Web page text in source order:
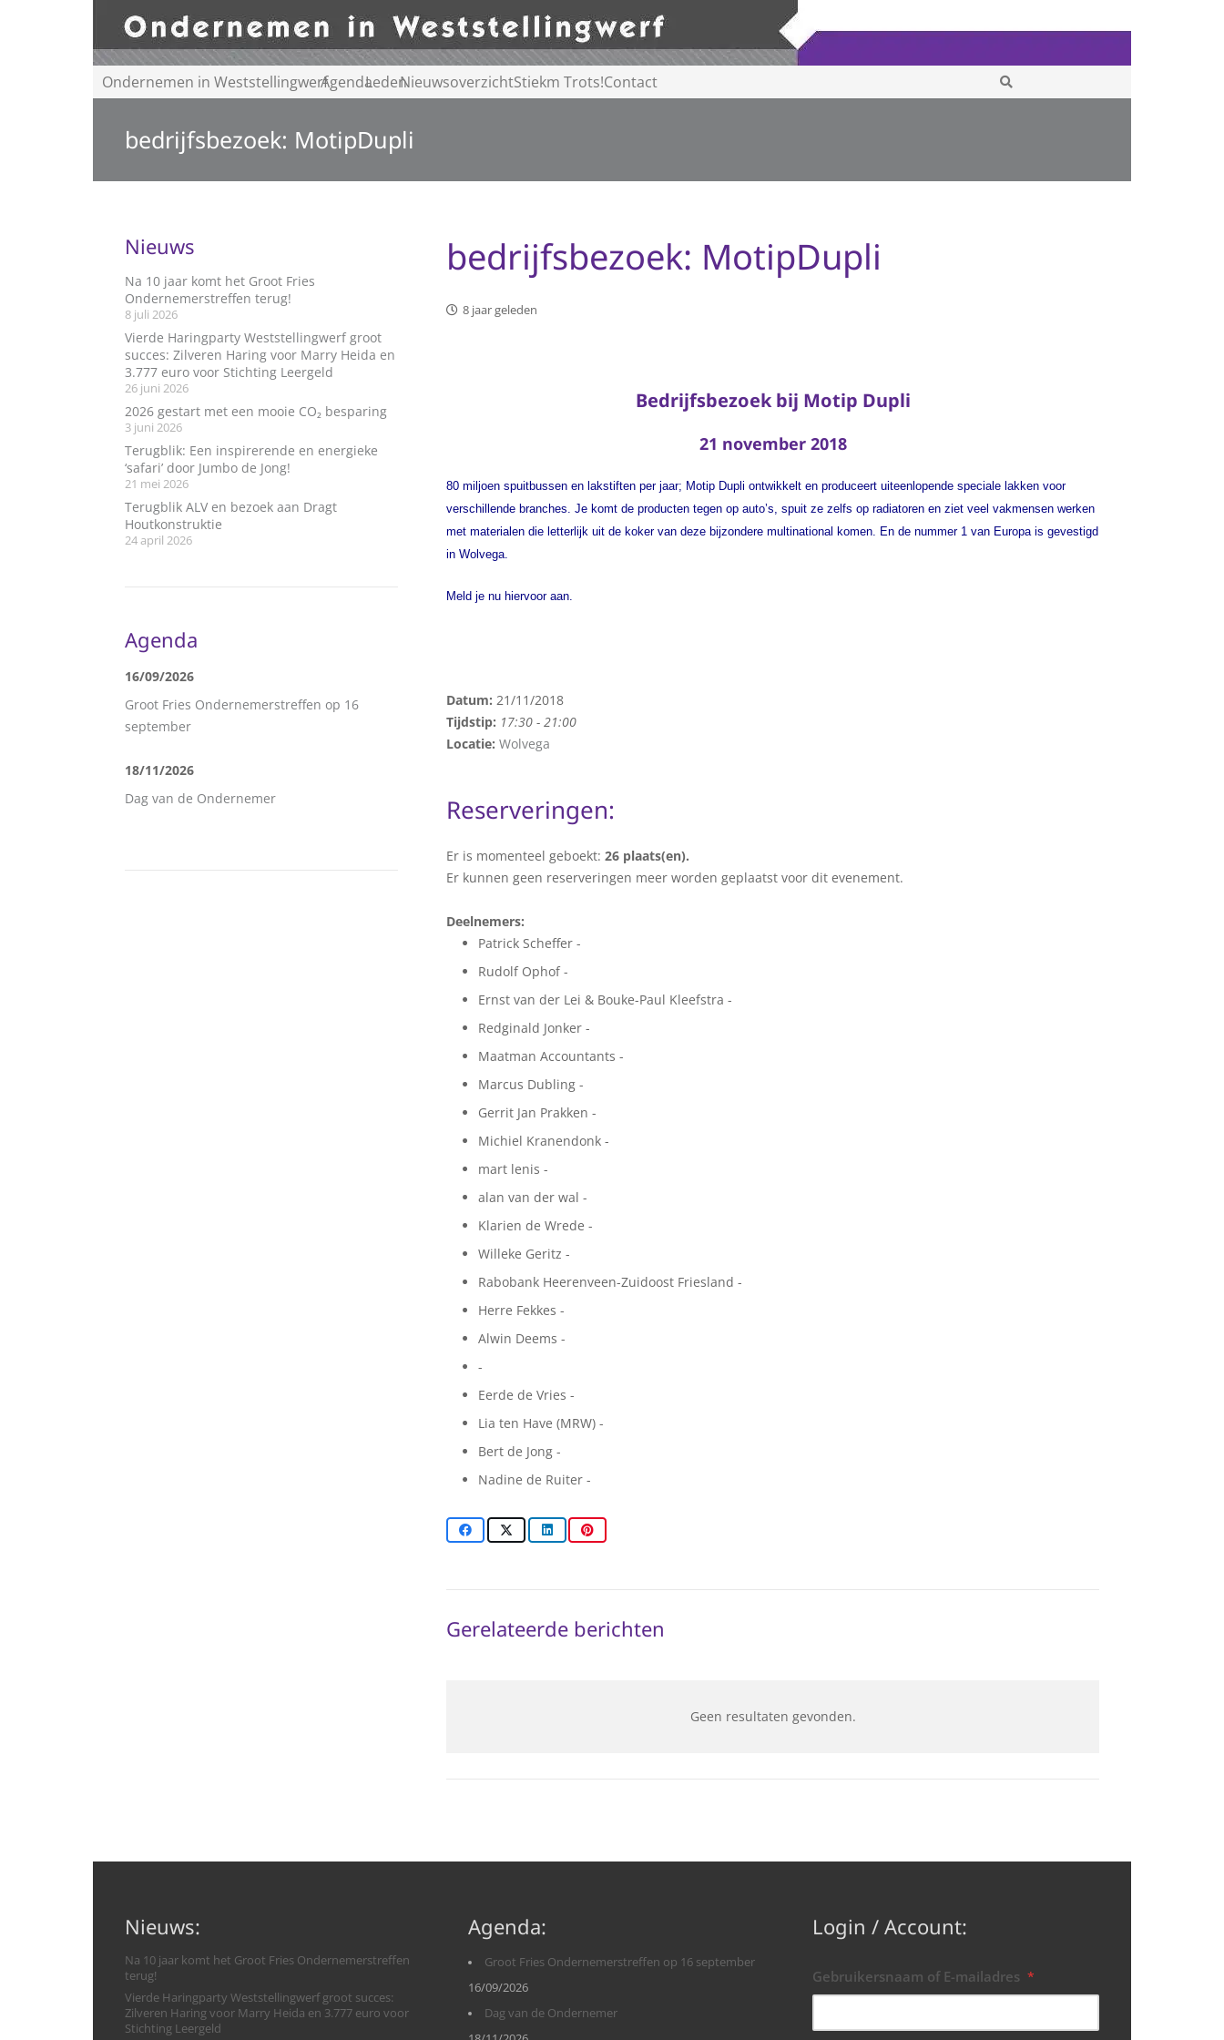
Ondernemen in WeststellingwerfAgendaLedenNieuwsoverzichtStiekm Trots!Contact
bedrijfsbezoek: MotipDupli
bedrijfsbezoek: MotipDupli
8 jaar geleden
Bedrijfsbezoek bij Motip Dupli
21 november 2018
80 miljoen spuitbussen en lakstiften per jaar; Motip Dupli ontwikkelt en produceert uiteenlopende speciale lakken voor
verschillende branches.Je komt de producten tegen op auto’s, spuit ze zelfs op radiatoren en ziet veel vakmensen werken
met materialen die letterlijk uit de koker van deze bijzondere multinational komen. En de nummer 1 van Europa is gevestigd
in Wolvega.
Meld je nu hiervoor aan.
Datum: 21/11/2018
Tijdstip: 17:30 - 21:00
Locatie: Wolvega
Reserveringen:
Er is momenteel geboekt: 26 plaats(en).
Er kunnen geen reserveringen meer worden geplaatst voor dit evenement.
Deelnemers:
Patrick Scheffer -
Rudolf Ophof -
Ernst van der Lei & Bouke-Paul Kleefstra -
Redginald Jonker -
Maatman Accountants -
Marcus Dubling -
Gerrit Jan Prakken -
Michiel Kranendonk -
mart lenis -
alan van der wal -
Klarien de Wrede -
Willeke Geritz -
Rabobank Heerenveen-Zuidoost Friesland -
Herre Fekkes -
Alwin Deems -
-
Eerde de Vries -
Lia ten Have (MRW) -
Bert de Jong -
Nadine de Ruiter -
Gerelateerde berichten
Geen resultaten gevonden.
Nieuws
Na 10 jaar komt het Groot Fries
Ondernemerstreffen terug!
8 juli 2026
Vierde Haringparty Weststellingwerf groot
succes: Zilveren Haring voor Marry Heida en
3.777 euro voor Stichting Leergeld
26 juni 2026
2026 gestart met een mooie CO₂ besparing
3 juni 2026
Terugblik: Een inspirerende en energieke
‘safari’ door Jumbo de Jong!
21 mei 2026
Terugblik ALV en bezoek aan Dragt
Houtkonstruktie
24 april 2026
Agenda
16/09/2026
Groot Fries Ondernemerstreffen op 16
september
18/11/2026
Dag van de Ondernemer
Nieuws:
Na 10 jaar komt het Groot Fries Ondernemerstreffen
terug!
Vierde Haringparty Weststellingwerf groot succes:
Zilveren Haring voor Marry Heida en 3.777 euro voor
Stichting Leergeld
Agenda:
Groot Fries Ondernemerstreffen op 16 september
16/09/2026
Dag van de Ondernemer
Login / Account:
Gebruikersnaam of E-mailadres *